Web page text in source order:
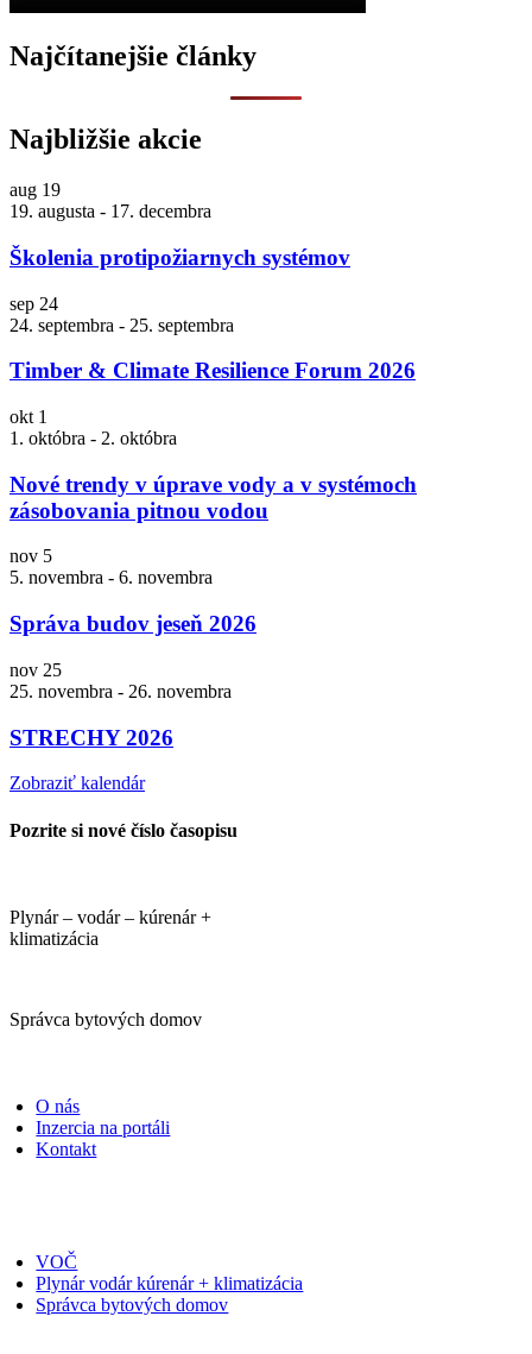
Najčítanejšie články
Najbližšie akcie
aug 19
19. augusta - 17. decembra
Školenia protipožiarnych systémov
sep 24
24. septembra - 25. septembra
Timber & Climate Resilience Forum 2026
okt 1
1. októbra - 2. októbra
Nové trendy v úprave vody a v systémoch
zásobovania pitnou vodou
nov 5
5. novembra - 6. novembra
Správa budov jeseň 2026
nov 25
25. novembra - 26. novembra
STRECHY 2026
Zobraziť kalendár
Pozrite si nové číslo časopisu
Plynár – vodár – kúrenár +
klimatizácia
Správca bytových domov
O nás
Inzercia na portáli
Kontakt
VOČ
Plynár vodár kúrenár + klimatizácia
Správca bytových domov